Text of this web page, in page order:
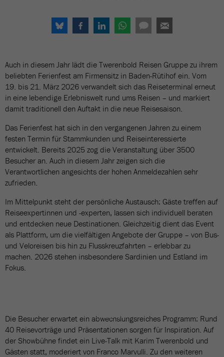
Auch in diesem Jahr lädt die Twerenbold Reisen Gruppe zu ihrem
beliebten Ferienfest am Firmensitz in Baden-Rütihof ein. Vom
19. bis 21. März 2026 verwandelt sich das Reiseterminal erneut
in eine lebendige Erlebniswelt rund ums Reisen – und markiert
damit traditionell den Auftakt in die neue Reisesaison.
Das Ferienfest hat sich in den vergangenen Jahren zu einem
festen Termin für Stammkunden und Reiseinteressierte
entwickelt. Bereits 2025 zog die Veranstaltung über 3500
Besucher an. Auch in diesem Jahr zeigen sich die
Verantwortlichen angesichts der hohen Anmeldezahlen sehr
zufrieden.
Im Mittelpunkt steht der persönliche Austausch: Gäste treffen auf
Reiseexpertinnen und -experten, lassen sich individuell beraten
und entdecken neue Destinationen. Gleichzeitig dient das Event
als Plattform, um die vielfältigen Angebote der Gruppe – von Bus-
und Veloreisen bis hin zu Flusskreuzfahrten – erlebbar zu
machen. 2026 stehen insbesondere Sardinien und Estland im
Fokus.
6 Bilder
Die Besucher erwartet ein abwechslungsreiches Programm: Rund
40 Reisevorträge und Präsentationen sorgen für Inspiration. Auf
der Showbühne findet ein Live-Talk mit Karim Twerenbold und
Gästen statt, moderiert von Franco Marvulli. Zu den weiteren